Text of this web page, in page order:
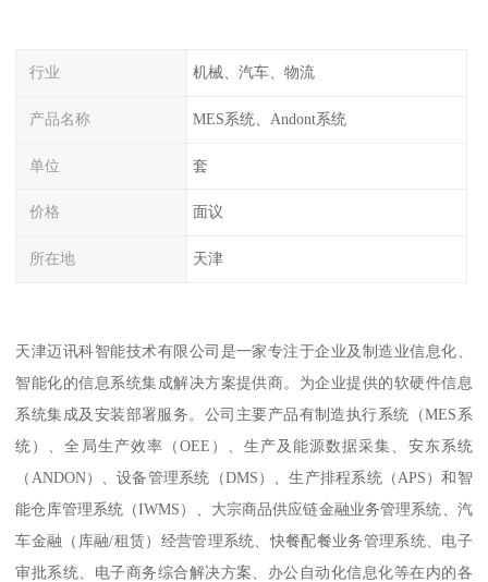
行业 机械、汽车、物流
产品名称 MES系统、Andont系统
单位 套
价格 面议
所在地 天津
天津迈讯科智能技术有限公司是一家专注于企业及制造业信息化、
智能化的信息系统集成解决方案提供商。为企业提供的软硬件信息
系统集成及安装部署服务。公司主要产品有制造执行系统（MES系
统）、全局生产效率（OEE）、生产及能源数据采集、安东系统
（ANDON）、设备管理系统（DMS）、生产排程系统（APS）和智
能仓库管理系统（IWMS）、大宗商品供应链金融业务管理系统、汽
车金融（库融/租赁）经营管理系统、快餐配餐业务管理系统、电子
审批系统、电子商务综合解决方案、办公自动化信息化等在内的各